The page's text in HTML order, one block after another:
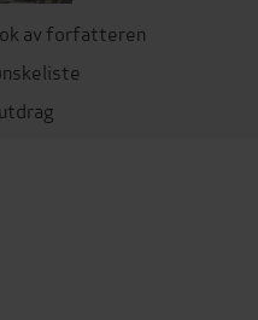
av forfatteren